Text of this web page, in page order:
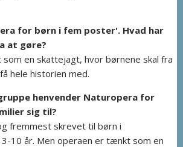
for børn i fem poster'. Hvad har
at gøre?
en skattejagt, hvor børnene skal fra
hele historien med.
henvender Naturopera for
sig til?
fremmest skrevet til børn i
10 år. Men operaen er tænkt som en